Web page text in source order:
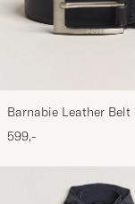
Barnabie Leather Belt
Black
599,-